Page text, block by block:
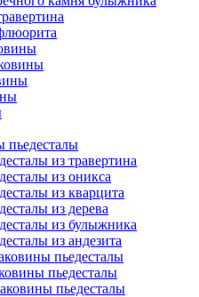
пьедесталы
из травертина
из оникса
из кварцита
из дерева
из булыжника
из андезита
пьедесталы
пьедесталы
пьедесталы